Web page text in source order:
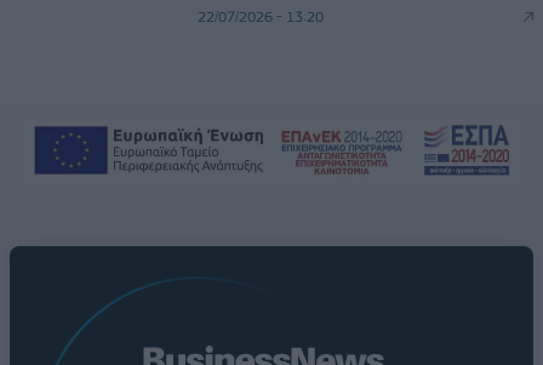
22/07/2026 - 13:20